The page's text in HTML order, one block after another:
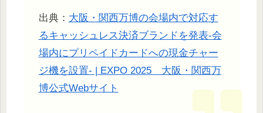
出典： 大阪・関西万博の会場内で対応す
るキャッシュレス決済ブランドを発表-会
場内にプリペイドカードへの現金チャー
ジ機を設置- | EXPO 2025 大阪・関西万
博公式Webサイト